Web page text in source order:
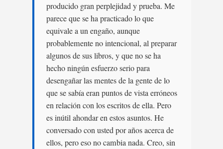
producido gran perplejidad y prueba. Me
parece que se ha practicado lo que
equivale a un engaño, aunque
probablemente no intencional, al preparar
algunos de sus libros, y que no se ha
hecho ningún esfuerzo serio para
desengañar las mentes de la gente de lo
que se sabía eran puntos de vista erróneos
en relación con los escritos de ella. Pero
es inútil ahondar en estos asuntos. He
conversado con usted por años acerca de
ellos, pero eso no cambia nada. Creo, sin